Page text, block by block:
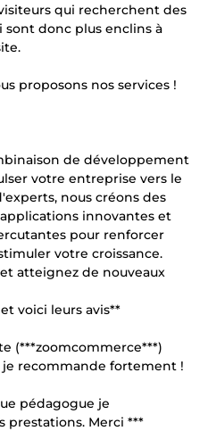
qui recherchent des
donc plus enclins à
proposons nos services !
de développement
votre entreprise vers le
nous créons des
innovantes et
pour renforcer
votre croissance.
atteignez de nouveaux
voici leurs avis**
(***zoomcommerce***)
je recommande fortement !
pédagogue je
prestations. Merci ***